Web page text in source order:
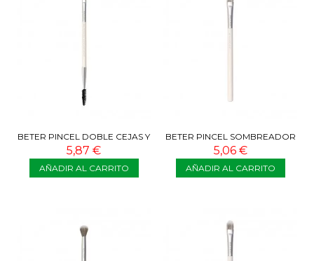
BETER PINCEL DOBLE CEJAS Y
PESTAÑAS NÚMERO 88
5,87 €
AÑADIR AL CARRITO
BETER PINCEL SOMBREADOR
GRUESO NÚMERO 87
5,06 €
AÑADIR AL CARRITO